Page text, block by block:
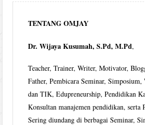
TENTANG OMJAY
Dr. Wijaya Kusumah, S.Pd, M.Pd,
Teacher, Trainer, Writer, Motivator,
Father, Pembicara Seminar,
dan TIK, Edupreneurship, Pendidikan
Konsultan manajemen pendidikan, serta
Sering diundang di berbagai Seminar,